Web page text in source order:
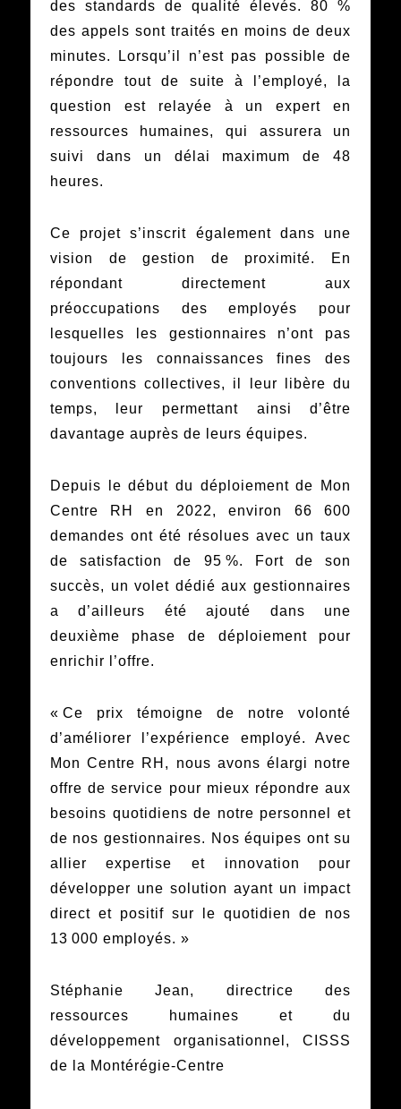
des standards de qualité élevés. 80 %
des appels sont traités en moins de deux
minutes. Lorsqu’il n’est pas possible de
répondre tout de suite à l’employé, la
question est relayée à un expert en
ressources humaines, qui assurera un
suivi dans un délai maximum de 48
heures.
Ce projet s’inscrit également dans une
vision de gestion de proximité. En
répondant directement aux
préoccupations des employés pour
lesquelles les gestionnaires n’ont pas
toujours les connaissances fines des
conventions collectives, il leur libère du
temps, leur permettant ainsi d’être
davantage auprès de leurs équipes.
Depuis le début du déploiement de Mon
Centre RH en 2022, environ 66 600
demandes ont été résolues avec un taux
de satisfaction de 95 %. Fort de son
succès, un volet dédié aux gestionnaires
a d’ailleurs été ajouté dans une
deuxième phase de déploiement pour
enrichir l’offre.
« Ce prix témoigne de notre volonté
d’améliorer l’expérience employé. Avec
Mon Centre RH, nous avons élargi notre
offre de service pour mieux répondre aux
besoins quotidiens de notre personnel et
de nos gestionnaires. Nos équipes ont su
allier expertise et innovation pour
développer une solution ayant un impact
direct et positif sur le quotidien de nos
13 000 employés. »
Stéphanie Jean, directrice des
ressources humaines et du
développement organisationnel, CISSS
de la Montérégie-Centre